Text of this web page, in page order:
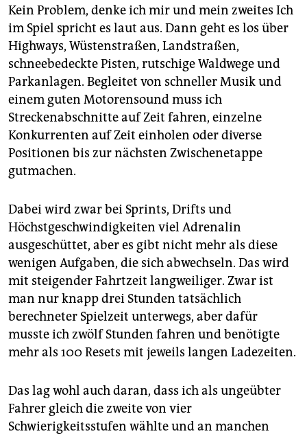
Kein Problem, denke ich mir und mein zweites Ich
im Spiel spricht es laut aus. Dann geht es los über
Highways, Wüstenstraßen, Landstraßen,
schneebedeckte Pisten, rutschige Waldwege und
Parkanlagen. Begleitet von schneller Musik und
einem guten Motorensound muss ich
Streckenabschnitte auf Zeit fahren, einzelne
Konkurrenten auf Zeit einholen oder diverse
Positionen bis zur nächsten Zwischenetappe
gutmachen.
Dabei wird zwar bei Sprints, Drifts und
Höchstgeschwindigkeiten viel Adrenalin
ausgeschüttet, aber es gibt nicht mehr als diese
wenigen Aufgaben, die sich abwechseln. Das wird
mit steigender Fahrtzeit langweiliger. Zwar ist
man nur knapp drei Stunden tatsächlich
berechneter Spielzeit unterwegs, aber dafür
musste ich zwölf Stunden fahren und benötigte
mehr als 100 Resets mit jeweils langen Ladezeiten.
Das lag wohl auch daran, dass ich als ungeübter
Fahrer gleich die zweite von vier
Schwierigkeitsstufen wählte und an manchen